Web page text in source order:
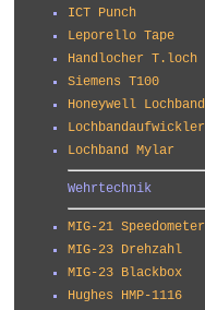
ICT Punch
Leporello Tape
Handlocher T.loch
Siemens T100
Honeywell Lochband
Lochbandaufwickler
Lochband Mylar
Wehrtechnik
MIG-21 Speedometer
MIG-23 Drehzahl
MIG-23 Blackbox
Hughes HMP-1116